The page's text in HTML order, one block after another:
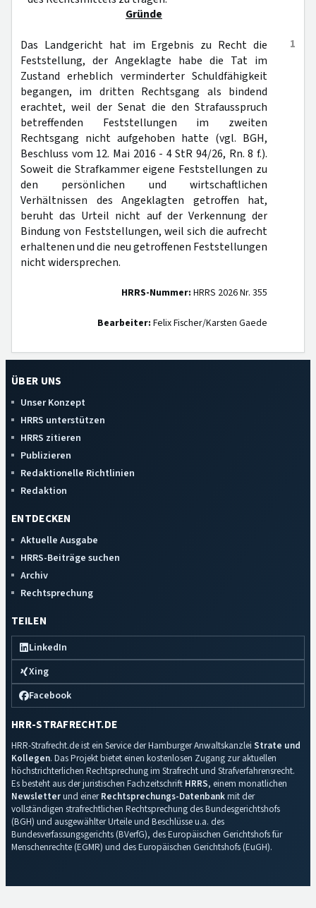
Gründe
1
Das Landgericht hat im Ergebnis zu Recht die
Feststellung, der Angeklagte habe die Tat im
Zustand erheblich verminderter Schuldfähigkeit
begangen, im dritten Rechtsgang als bindend
erachtet, weil der Senat die den Strafausspruch
betreffenden Feststellungen im zweiten
Rechtsgang nicht aufgehoben hatte (vgl. BGH,
Beschluss vom 12. Mai 2016 - 4 StR 94/26, Rn. 8 f.).
Soweit die Strafkammer eigene Feststellungen zu
den persönlichen und wirtschaftlichen
Verhältnissen des Angeklagten getroffen hat,
beruht das Urteil nicht auf der Verkennung der
Bindung von Feststellungen, weil sich die aufrecht
erhaltenen und die neu getroffenen Feststellungen
nicht widersprechen.
HRRS-Nummer: HRRS 2026 Nr. 355
Bearbeiter: Felix Fischer/Karsten Gaede
ÜBER UNS
Unser Konzept
HRRS unterstützen
HRRS zitieren
Publizieren
Redaktionelle Richtlinien
Redaktion
ENTDECKEN
Aktuelle Ausgabe
HRRS-Beiträge suchen
Archiv
Rechtsprechung
TEILEN
LinkedIn
Xing
Facebook
HRR-STRAFRECHT.DE
HRR-Strafrecht.de ist ein Service der Hamburger Anwaltskanzlei Strate und
Kollegen. Das Projekt bietet einen kostenlosen Zugang zur aktuellen
höchstrichterlichen Rechtsprechung im Strafrecht und Strafverfahrensrecht.
Es besteht aus der juristischen Fachzeitschrift HRRS, einem monatlichen
Newsletterund einerRechtsprechungs-Datenbankmit der
vollständigen strafrechtlichen Rechtsprechung des Bundesgerichtshofs
(BGH) und ausgewählter Urteile und Beschlüsse u.a. des
Bundesverfassungsgerichts (BVerfG), des Europäischen Gerichtshofs für
Menschenrechte (EGMR) und des Europäischen Gerichtshofs (EuGH).
Impressum·Datenschutz